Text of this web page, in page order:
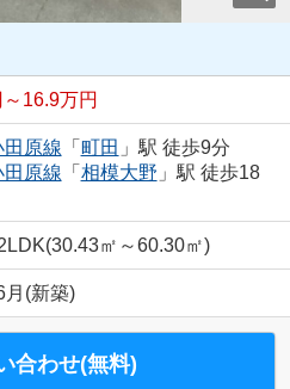
16.9万円
原線 「 町田 」駅 徒歩9分
原線 「 相模大野 」駅 徒歩18
㎡～60.30㎡)
月(新築)
合わせ(無料)